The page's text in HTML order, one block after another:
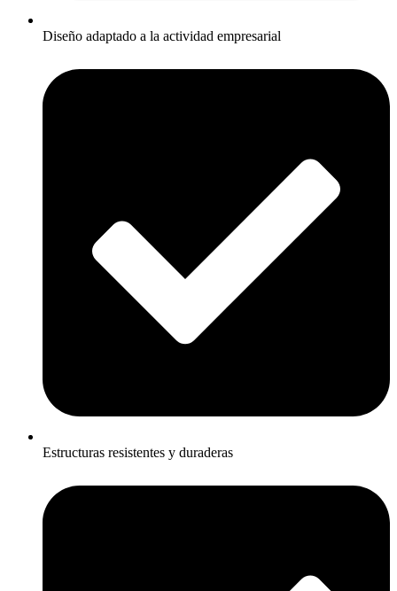
Diseño adaptado a la actividad empresarial
Estructuras resistentes y duraderas